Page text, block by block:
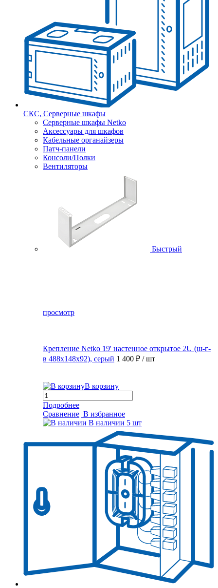
СКС, Серверные шкафы
Серверные шкафы Netko
Аксессуары для шкафов
Кабельные органайзеры
Патч-панели
Консоли/Полки
Вентиляторы
Быстрый
просмотр
Крепление Netko 19' настенное открытое 2U (ш-г-
в 488х148х92), серый 1 400 ₽ / шт
В корзину
Подробнее
Сравнение В избранное
В наличии 5 шт